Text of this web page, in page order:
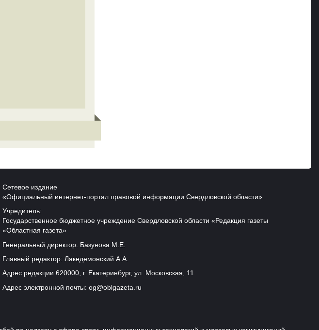
Сетевое издание
«Официальный интернет-портал правовой информации Свердловской области»
Учредитель:
Государственное бюджетное учреждение Свердловской области «Редакция газеты
«Областная газета»
Генеральный директор: Базунова М.Е.
Главный редактор: Лакедемонский А.А.
Адрес редакции 620000, г. Екатеринбург, ул. Московская, 11
Адрес электронной почты: og@oblgazeta.ru